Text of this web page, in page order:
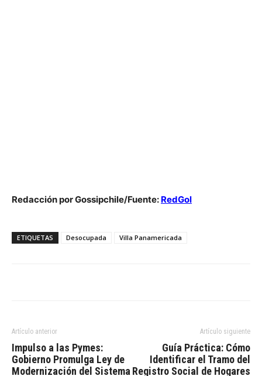
Redacción por Gossipchile/Fuente: RedGol
ETIQUETAS Desocupada Villa Panamericada
Artículo anterior
Impulso a las Pymes:
Gobierno Promulga Ley de
Modernización del Sistema
Artículo siguiente
Guía Práctica: Cómo
Identificar el Tramo del
Registro Social de Hogares